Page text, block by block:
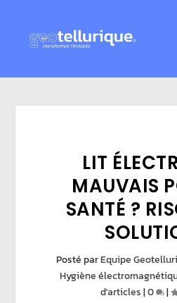
LIT
MAUVAIS
SANTÉ ?
Posté parEquipe
Hygiène
d'articles|0 |